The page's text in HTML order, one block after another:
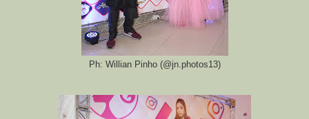
Ph: Willian Pinho (@jn.photos13)